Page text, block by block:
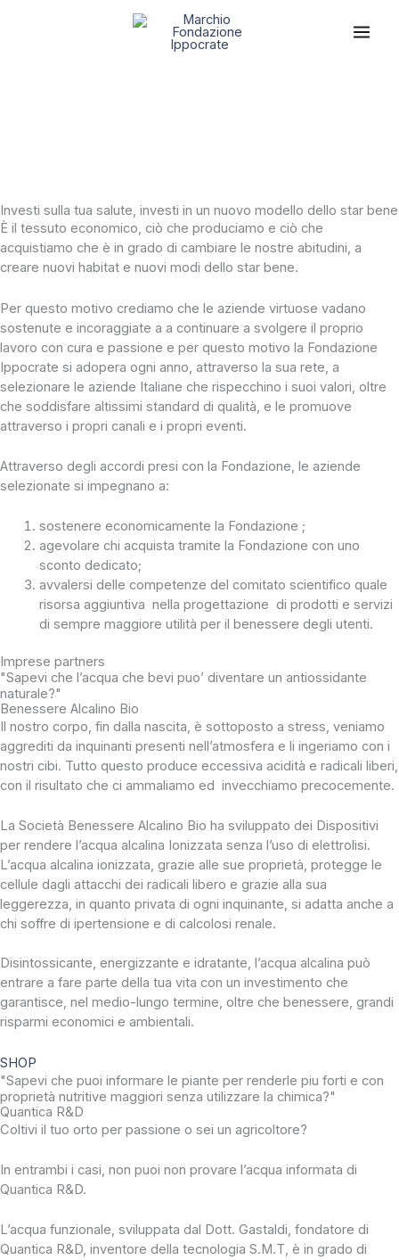
Investi sulla tua salute, investi in un nuovo modello dello star bene
È il tessuto economico, ciò che produciamo e ciò che
acquistiamo che è in grado di cambiare le nostre abitudini, a
creare nuovi habitat e nuovi modi dello star bene.
Per questo motivo crediamo che le aziende virtuose vadano
sostenute e incoraggiate a a continuare a svolgere il proprio
lavoro con cura e passione e per questo motivo la Fondazione
Ippocrate si adopera ogni anno, attraverso la sua rete, a
selezionare le aziende Italiane che rispecchino i suoi valori, oltre
che soddisfare altissimi standard di qualità, e le promuove
attraverso i propri canali e i propri eventi.
Attraverso degli accordi presi con la Fondazione, le aziende
selezionate si impegnano a:
sostenere economicamente la Fondazione ;
agevolare chi acquista tramite la Fondazione con uno
sconto dedicato;
avvalersi delle competenze del comitato scientifico quale
risorsa aggiuntiva nella progettazione di prodotti e servizi
di sempre maggiore utilità per il benessere degli utenti.
Imprese partners
"Sapevi che l’acqua che bevi puo’ diventare un antiossidante
naturale?"
Benessere Alcalino Bio
Il nostro corpo, fin dalla nascita, è sottoposto a stress, veniamo
aggrediti da inquinanti presenti nell’atmosfera e li ingeriamo con i
nostri cibi. Tutto questo produce eccessiva acidità e radicali liberi,
con il risultato che ci ammaliamo ed invecchiamo precocemente.
La Società Benessere Alcalino Bio ha sviluppato dei Dispositivi
per rendere l’acqua alcalina Ionizzata senza l’uso di elettrolisi.
L’acqua alcalina ionizzata, grazie alle sue proprietà, protegge le
cellule dagli attacchi dei radicali libero e grazie alla sua
leggerezza, in quanto privata di ogni inquinante, si adatta anche a
chi soffre di ipertensione e di calcolosi renale.
Disintossicante, energizzante e idratante, l’acqua alcalina può
entrare a fare parte della tua vita con un investimento che
garantisce, nel medio-lungo termine, oltre che benessere, grandi
risparmi economici e ambientali.
SHOP
"Sapevi che puoi informare le piante per renderle piu forti e con
proprietà nutritive maggiori senza utilizzare la chimica?"
Quantica R&D
Coltivi il tuo orto per passione o sei un agricoltore?
In entrambi i casi, non puoi non provare l’acqua informata di
Quantica R&D.
L’acqua funzionale, sviluppata dal Dott. Gastaldi, fondatore di
Quantica R&D, inventore della tecnologia S.M.T, è in grado di